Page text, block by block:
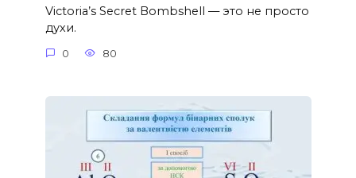
Victoria’s Secret Bombshell — это не просто
духи.
0 80